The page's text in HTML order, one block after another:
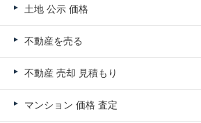
土地 公示 価格
不動産を売る
不動産 売却 見積もり
マンション 価格 査定